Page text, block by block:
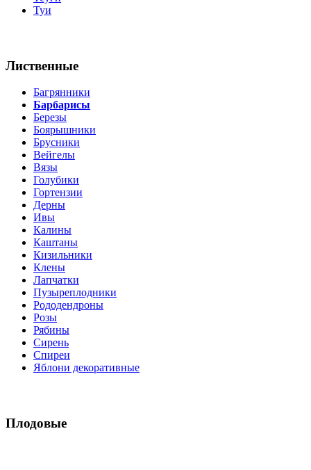
Туи
Лиственные
Багрянники
Барбарисы
Березы
Боярышники
Брусники
Вейгелы
Вязы
Голубики
Гортензии
Дерны
Ивы
Калины
Каштаны
Кизильники
Клены
Лапчатки
Пузыреплодники
Рододендроны
Розы
Рябины
Сирень
Спиреи
Яблони декоративные
Плодовые